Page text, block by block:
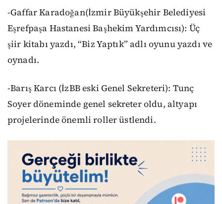
-Gaffar Karadoğan(İzmir Büyükşehir Belediyesi
Eşrefpaşa Hastanesi Başhekim Yardımcısı): Üç
şiir kitabı yazdı, “Biz Yaptık” adlı oyunu yazdı ve
oynadı.
-Barış Karcı (İzBB eski Genel Sekreteri): Tunç
Soyer döneminde genel sekreter oldu, altyapı
projelerinde önemli roller üstlendi.